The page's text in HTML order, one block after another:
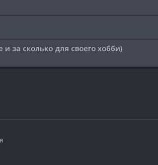
за сколько для своего хобби)